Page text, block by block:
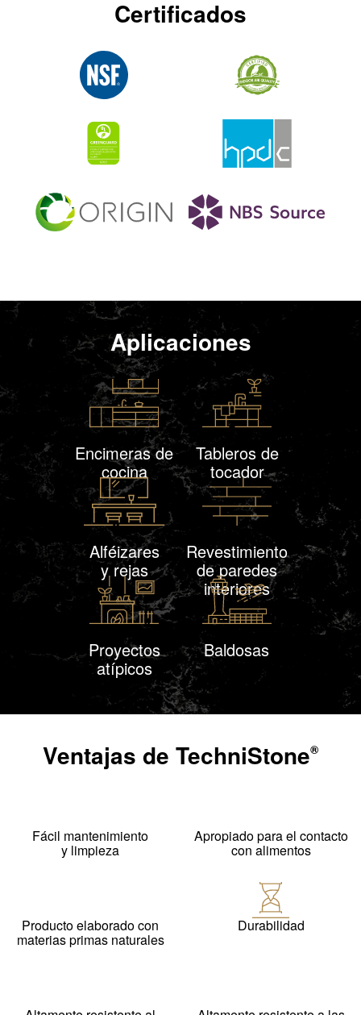
Certificados
Aplicaciones
Encimeras de
cocina
Tableros de
tocador
Alféizares
y rejas
Revestimiento
de paredes
interiores
Proyectos
atípicos
Baldosas
Ventajas de TechniStone®
Fácil mantenimiento
y limpieza
Apropiado para el contacto
con alimentos
Producto elaborado con
materias primas naturales
Durabilidad